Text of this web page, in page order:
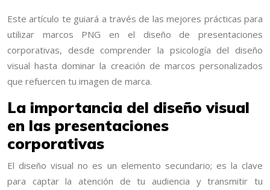
Este artículo te guiará a través de las mejores prácticas para
utilizar marcos PNG en el diseño de presentaciones
corporativas, desde comprender la psicología del diseño
visual hasta dominar la creación de marcos personalizados
que refuercen tu imagen de marca.
La importancia del diseño visual
en las presentaciones
corporativas
El diseño visual no es un elemento secundario; es la clave
para captar la atención de tu audiencia y transmitir tu